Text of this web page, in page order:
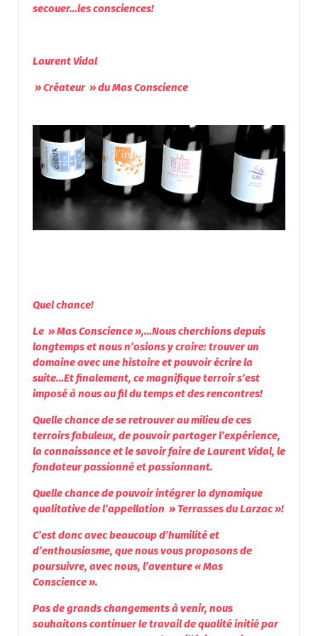
secouer…les consciences!
Laurent Vidal
» Créateur » du Mas Conscience
Quel chance!
Le » Mas Conscience »,…Nous cherchions depuis
longtemps et nous n’osions y croire: trouver un
domaine avec une histoire et pouvoir écrire la
suite…Et finalement, ce magnifique terroir s’est
imposé à nous au fil du temps et des rencontres!
Quelle chance de se retrouver au milieu de ces
terroirs fabuleux, de pouvoir partager l’expérience,
la connaissance et le savoir faire de Laurent Vidal, le
fondateur passionné et passionnant.
Quelle chance de pouvoir intégrer la dynamique
qualitative de l’appellation » Terrasses du Larzac »!
C’est donc avec beaucoup d’humilité et
d’enthousiasme, que nous vous proposons de
poursuivre, avec nous, l’aventure « Mas
Conscience ».
Pas de grands changements à venir, nous
souhaitons continuer le travail de qualité initié par